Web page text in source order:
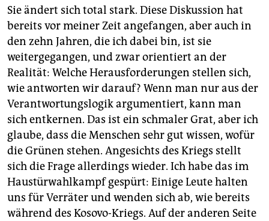
Sie ändert sich total stark. Diese Diskussion hat
bereits vor meiner Zeit angefangen, aber auch in
den zehn Jahren, die ich dabei bin, ist sie
weitergegangen, und zwar orientiert an der
Realität: Welche Herausforderungen stellen sich,
wie antworten wir darauf? Wenn man nur aus der
Verantwortungslogik argumentiert, kann man
sich entkernen. Das ist ein schmaler Grat, aber ich
glaube, dass die Menschen sehr gut wissen, wofür
die Grünen stehen. Angesichts des Kriegs stellt
sich die Frage allerdings wieder. Ich habe das im
Haustürwahlkampf gespürt: Einige Leute halten
uns für Verräter und wenden sich ab, wie bereits
während des Kosovo-Kriegs. Auf der anderen Seite